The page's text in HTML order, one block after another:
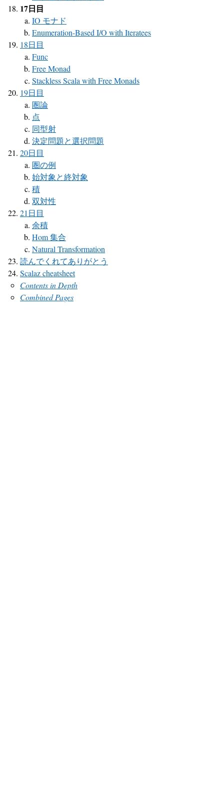
17日目
IO モナド
Enumeration-Based I/O with Iteratees
18日目
Func
Free Monad
Stackless Scala with Free Monads
19日目
圏論
点
同型射
決定問題と選択問題
20日目
圏の例
始対象と終対象
積
双対性
21日目
余積
Hom 集合
Natural Transformation
読んでくれてありがとう
Scalaz cheatsheet
Contents in Depth
Combined Pages